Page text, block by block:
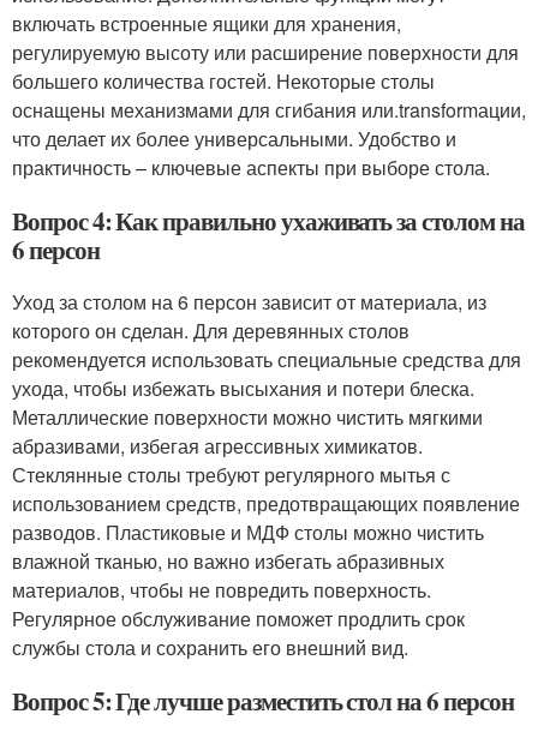
включать встроенные ящики для хранения,
регулируемую высоту или расширение поверхности для
большего количества гостей. Некоторые столы
оснащены механизмами для сгибания или.transformации,
что делает их более универсальными. Удобство и
практичность – ключевые аспекты при выборе стола.
Вопрос 4: Как правильно ухаживать за столом на
6 персон
Уход за столом на 6 персон зависит от материала, из
которого он сделан. Для деревянных столов
рекомендуется использовать специальные средства для
ухода, чтобы избежать высыхания и потери блеска.
Металлические поверхности можно чистить мягкими
абразивами, избегая агрессивных химикатов.
Стеклянные столы требуют регулярного мытья с
использованием средств, предотвращающих появление
разводов. Пластиковые и МДФ столы можно чистить
влажной тканью, но важно избегать абразивных
материалов, чтобы не повредить поверхность.
Регулярное обслуживание поможет продлить срок
службы стола и сохранить его внешний вид.
Вопрос 5: Где лучше разместить стол на 6 персон